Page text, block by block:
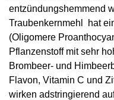
entzündungshemmend
Traubenkernmehl
hat
(Oligomere
Pflanzenstoff mit sehr
Brombeer- und
Flavon, Vitamin C und
wirken adstringierend